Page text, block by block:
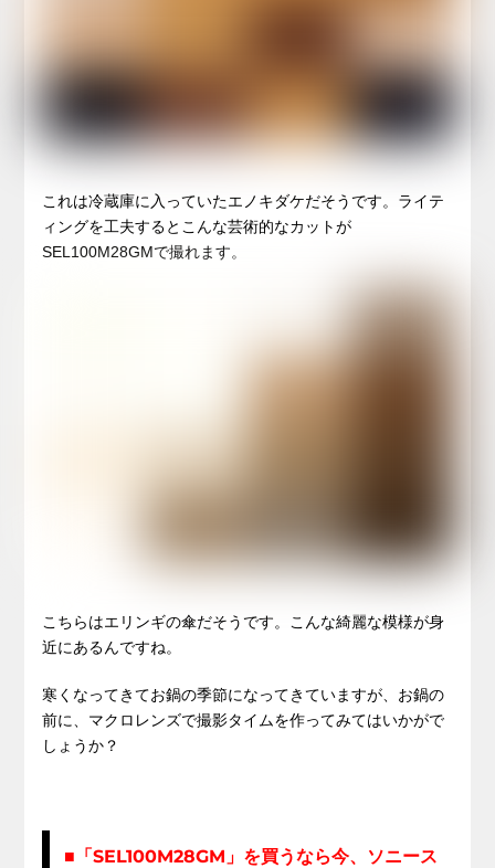
これは冷蔵庫に入っていたエノキダケだそうです。ライテ
ィングを工夫するとこんな芸術的なカットが
SEL100M28GMで撮れます。
こちらはエリンギの傘だそうです。こんな綺麗な模様が身
近にあるんですね。
寒くなってきてお鍋の季節になってきていますが、お鍋の
前に、マクロレンズで撮影タイムを作ってみてはいかがで
しょうか？
■「SEL100M28GM」を買うなら今、ソニース